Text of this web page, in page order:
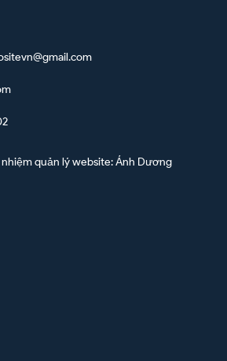
quản lý website: Ánh Dương